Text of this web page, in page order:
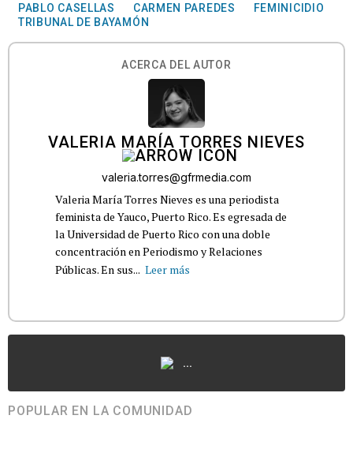
PABLO CASELLAS CARMEN PAREDES
FEMINICIDIO
TRIBUNAL DE BAYAMÓN
ACERCA DEL AUTOR
VALERIA MARÍA TORRES NIEVES
valeria.torres@gfrmedia.com
Valeria María Torres Nieves es una periodista
feminista de Yauco, Puerto Rico. Es egresada de
la Universidad de Puerto Rico con una doble
concentración en Periodismo y Relaciones
Públicas. En sus... Leer más
...
POPULAR EN LA COMUNIDAD